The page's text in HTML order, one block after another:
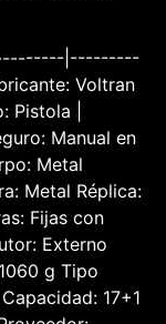
|---------
Voltran
Pistola |
Manual en
Metal
Metal Réplica:
Fijas con
Externo
g Tipo
17+1